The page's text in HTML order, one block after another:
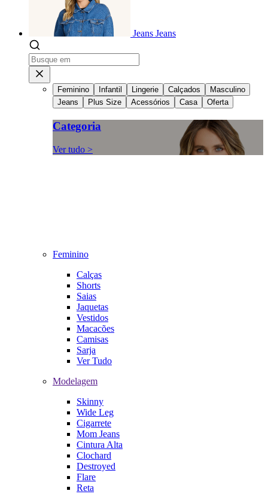
Jeans Jeans
Feminino Infantil Lingerie Calçados
Masculino
Jeans
Plus Size Acessórios Casa Oferta
Categoria
Ver tudo >
Feminino
Calças
Shorts
Saias
Jaquetas
Vestidos
Macacões
Camisas
Sarja
Ver Tudo
Modelagem
Skinny
Wide Leg
Cigarrete
Mom Jeans
Cintura Alta
Clochard
Destroyed
Flare
Reta